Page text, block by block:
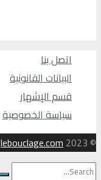
اتصل بنا
البيانات القانونية
قسم الإشهار
سياسة الخصوصية
© 2023
lebouclage.com